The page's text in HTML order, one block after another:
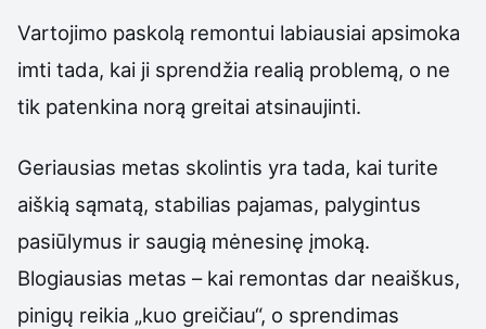
Vartojimo paskolą remontui labiausiai apsimoka
imti tada, kai ji sprendžia realią problemą, o ne
tik patenkina norą greitai atsinaujinti.
Geriausias metas skolintis yra tada, kai turite
aiškią sąmatą, stabilias pajamas, palygintus
pasiūlymus ir saugią mėnesinę įmoką.
Blogiausias metas – kai remontas dar neaiškus,
pinigų reikia „kuo greičiau“, o sprendimas